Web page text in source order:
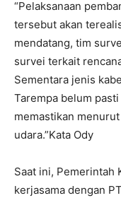
“Pelaksanaan
tersebut akan
mendatang, tim
survei terkait
Sementara jenis
Tarempa belum
memastikan
udara.”Kata Ody
Saat ini, Pemerintah
kerjasama dengan